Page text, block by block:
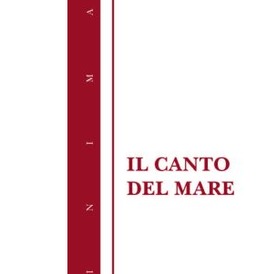
AGGIUNGI AL